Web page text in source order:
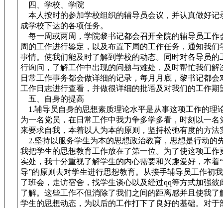
四、学校、学院
本人按时的参加学校组织的辅导员会议，并认真做好记
成学校下达的各项任务。
每一周或两周，学院黎书记都会召开全院的辅导员工作
周的工作进行鉴定，以及布置下周的工作任务，通知我们
事情。使我们能及时了解到学校的动态。同时对各导员的
行询问，了解工作中出现的问题与难处，及时帮忙我们解
日常工作事务都会做详细的记录，每月月底，黎书记都会
工作日志进行查看，并做很详细的批语及对我们的工作期
五、自身的提高
1.辅导员自身的思想素质理论水平是从事这项工作的理
为一名党员，在日常工作中我力争多学多看，时刻以一名
来要求自我，本着以人为本的原则，坚持松弛有度的方法
2.坚持以服务学生为本的思想政治教育，思想是行动的
我把学生的思想教育工作放在了第一位。为了使这项工作
实处，我十分重视了解学生的内心需要和兴趣爱好，本着
导”的原则去对学生进行思想教育。从接手辅导员工作初
了班会，走访宿舍，找学生谈心以及经过qq等方式加强彼
了解。这些工作不但消除了我们之间的距离感并且使我了
学生的思想动态，为以后的工作打下了良好的基础。对于